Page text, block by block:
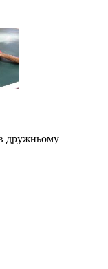
дружньому